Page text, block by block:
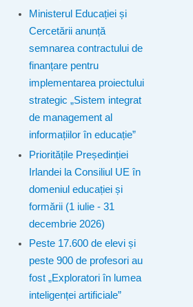
Ministerul Educației și
Cercetării anunță
semnarea contractului de
finanțare pentru
implementarea proiectului
strategic „Sistem integrat
de management al
informațiilor în educație”
Prioritățile Președinției
Irlandei la Consiliul UE în
domeniul educației și
formării (1 iulie - 31
decembrie 2026)
Peste 17.600 de elevi și
peste 900 de profesori au
fost „Exploratori în lumea
inteligenței artificiale”